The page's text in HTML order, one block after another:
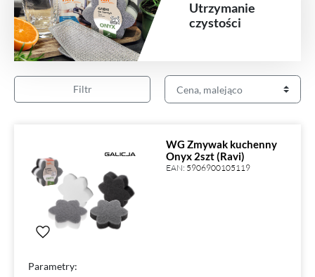
Utrzymanie
czystości
Filtr
WG Zmywak kuchenny
Onyx 2szt (Ravi)
EAN: 5906900105119
Parametry: